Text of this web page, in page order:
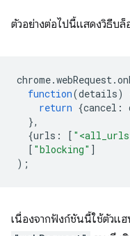
ตัวอย่างต่อไปนี้แสดงวิธีบ
chrome.webRequest.
function(details)
return {cancel :
},
{urls : [
[ "blocking" ]
);
เนื่องจากฟังก์ชันนี้ใช้ตัวแ